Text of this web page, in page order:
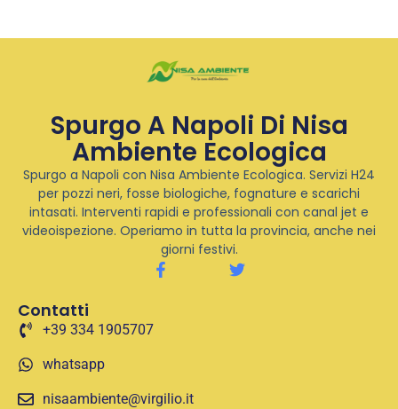
Spurgo A Napoli Di Nisa
Ambiente Ecologica
Spurgo a Napoli con Nisa Ambiente Ecologica. Servizi H24
per pozzi neri, fosse biologiche, fognature e scarichi
intasati. Interventi rapidi e professionali con canal jet e
videoispezione. Operiamo in tutta la provincia, anche nei
giorni festivi.
Contatti
+39 334 1905707
whatsapp
nisaambiente@virgilio.it